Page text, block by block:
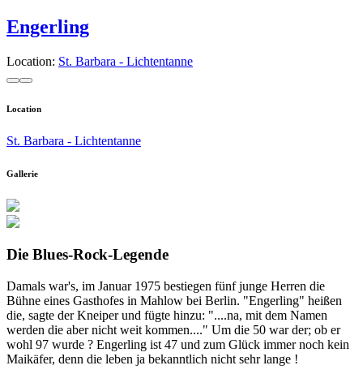
Engerling
Location: St. Barbara - Lichtentanne
Location
St. Barbara - Lichtentanne
Gallerie
Die Blues-Rock-Legende
Damals war's, im Januar 1975 bestiegen fünf junge Herren die
Bühne eines Gasthofes in Mahlow bei Berlin. "Engerling" heißen
die, sagte der Kneiper und fügte hinzu: "....na, mit dem Namen
werden die aber nicht weit kommen...." Um die 50 war der; ob er
wohl 97 wurde ? Engerling ist 47 und zum Glück immer noch kein
Maikäfer, denn die leben ja bekanntlich nicht sehr lange !